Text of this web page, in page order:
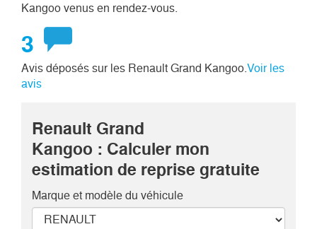
Kangoo venus en rendez-vous.
3
Avis déposés sur les Renault Grand Kangoo. Voir les
avis
Renault Grand
Kangoo : Calculer mon
estimation de reprise gratuite
Marque et modèle du véhicule